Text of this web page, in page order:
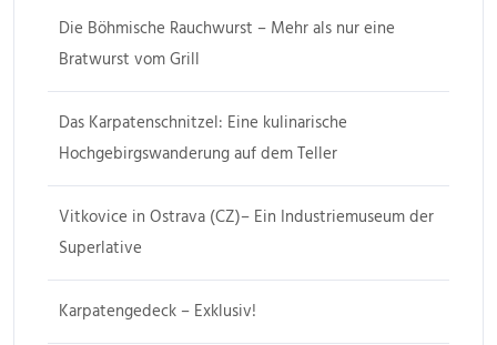
Die Böhmische Rauchwurst – Mehr als nur eine
Bratwurst vom Grill
Das Karpatenschnitzel: Eine kulinarische
Hochgebirgswanderung auf dem Teller
Vitkovice in Ostrava (CZ)– Ein Industriemuseum der
Superlative
Karpatengedeck – Exklusiv!